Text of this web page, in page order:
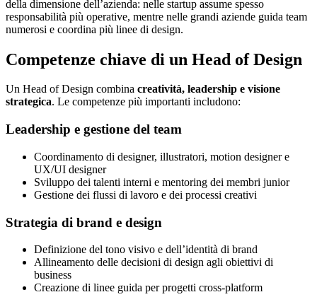
della dimensione dell’azienda: nelle startup assume spesso
responsabilità più operative, mentre nelle grandi aziende guida team
numerosi e coordina più linee di design.
Competenze chiave di un Head of Design
Un Head of Design combina creatività, leadership e visione
strategica. Le competenze più importanti includono:
Leadership e gestione del team
Coordinamento di designer, illustratori, motion designer e
UX/UI designer
Sviluppo dei talenti interni e mentoring dei membri junior
Gestione dei flussi di lavoro e dei processi creativi
Strategia di brand e design
Definizione del tono visivo e dell’identità di brand
Allineamento delle decisioni di design agli obiettivi di
business
Creazione di linee guida per progetti cross-platform